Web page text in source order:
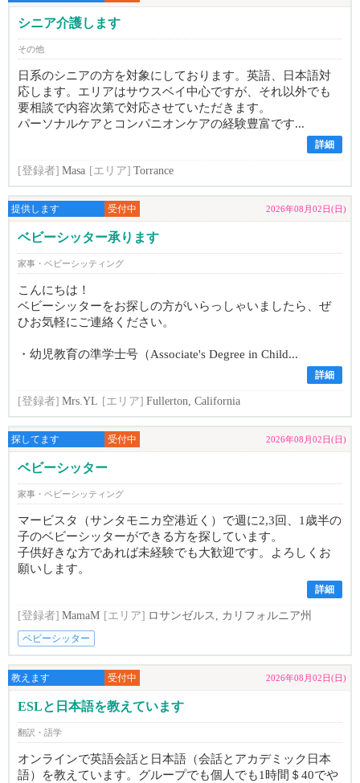
シニア介護します
その他
日系のシニアの方を対象にしております。英語、日本語対
応します。エリアはサウスベイ中心ですが、それ以外でも
要相談で内容次第で対応させていただきます。
パーソナルケアとコンパニオンケアの経験豊富です...
詳細
[登録者] Masa [エリア] Torrance
提供します 受付中 2026年08月02日(日)
ベビーシッター承ります
家事・ベビーシッティング
こんにちは！
ベビーシッターをお探しの方がいらっしゃいましたら、ぜ
ひお気軽にご連絡ください。
・幼児教育の準学士号（Associate's Degree in Child...
詳細
[登録者] Mrs.YL [エリア] Fullerton, California
探してます 受付中 2026年08月02日(日)
ベビーシッター
家事・ベビーシッティング
マービスタ（サンタモニカ空港近く）で週に2,3回、1歳半の
子のベビーシッターができる方を探しています。
子供好きな方であれば未経験でも大歓迎です。よろしくお
願いします。
詳細
[登録者] MamaM [エリア] ロサンゼルス, カリフォルニア州
ベビーシッター
教えます 受付中 2026年08月02日(日)
ESLと日本語を教えています
翻訳・語学
オンラインで英語会話と日本語（会話とアカデミック日本
語）を教えています。グループでも個人でも1時間＄40でや